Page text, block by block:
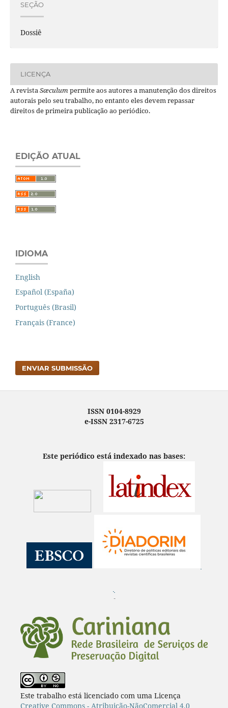
SEÇÃO
Dossiê
LICENÇA
A revistaSæculumpermite aos autores a manutenção dos direitos
autorais pelo seu trabalho, no entanto eles devem repassar
direitos de primeira publicação ao periódico.
EDIÇÃO ATUAL
IDIOMA
English
Español (España)
Português (Brasil)
Français (France)
ENVIAR SUBMISSÃO
ISSN 0104-8929
e-ISSN 2317-6725
Este periódico está indexado nas bases:
¨
Este trabalho está licenciado com uma Licença
Creative Commons - Atribuição-NãoComercial 4.0